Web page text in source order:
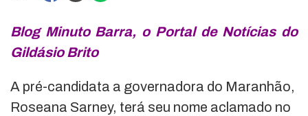
Blog Minuto Barra, o Portal de Notícias do
Gildásio Brito
A pré-candidata a governadora do Maranhão,
Roseana Sarney, terá seu nome aclamado no